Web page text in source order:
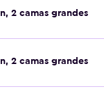
2 camas grandes
2 camas grandes